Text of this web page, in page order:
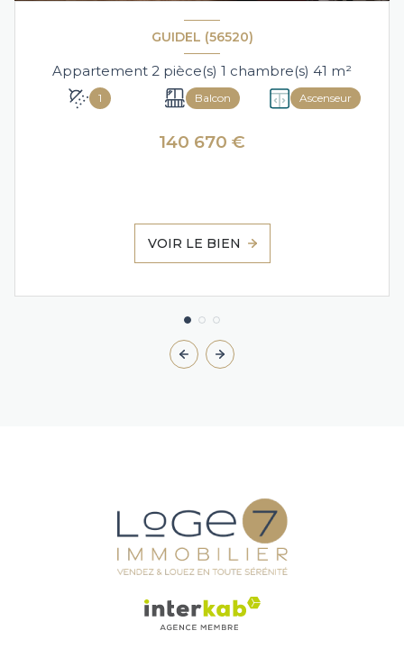
GUIDEL (56520)
Appartement 2 pièce(s) 1 chambre(s) 41 m²
1 Balcon Ascenseur
140 670 €
VOIR LE BIEN